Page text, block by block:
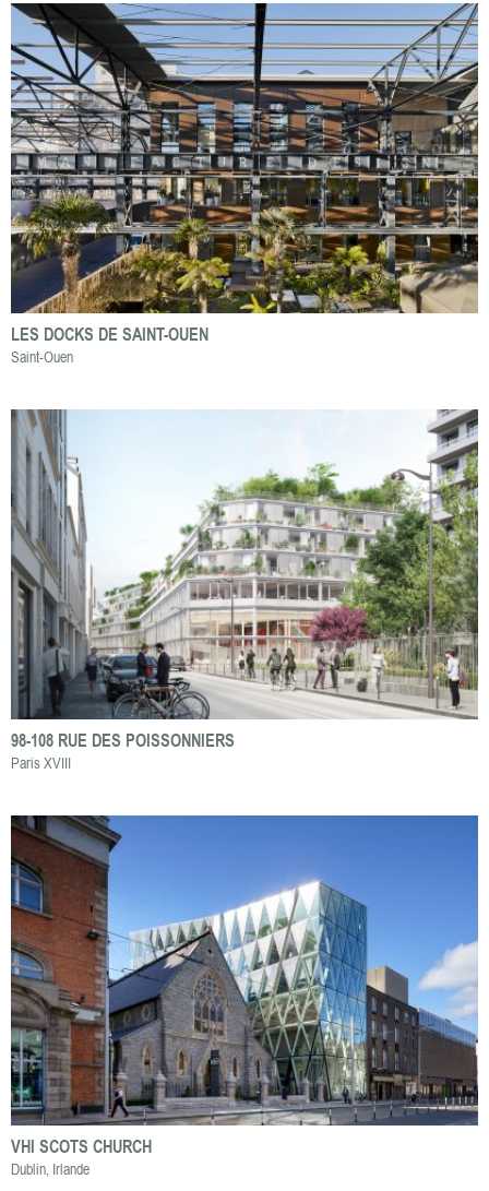
LES DOCKS DE SAINT-OUEN
Saint-Ouen
98-108 RUE DES POISSONNIERS
Paris XVIII
VHI SCOTS CHURCH
Dublin, Irlande